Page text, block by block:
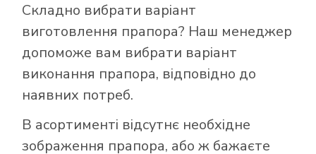
Складно вибрати варіант
виготовлення прапора? Наш менеджер
допоможе вам вибрати варіант
виконання прапора, відповідно до
наявних потреб.
В асортименті відсутнє необхідне
зображення прапора, або ж бажаєте